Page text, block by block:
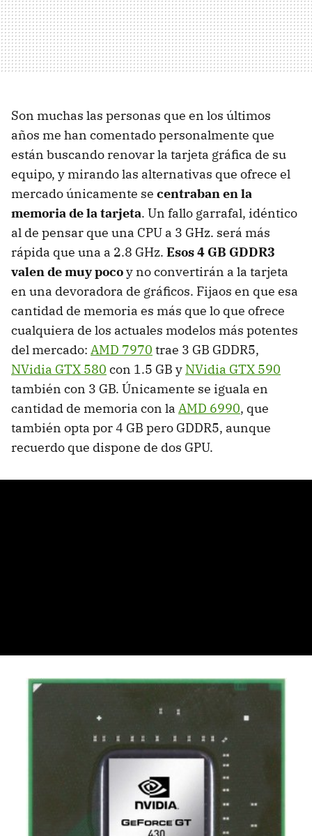
Son muchas las personas que en los últimos
años me han comentado personalmente que
están buscando renovar la tarjeta gráfica de su
equipo, y mirando las alternativas que ofrece el
mercado únicamente se centraban en la
memoria de la tarjeta. Un fallo garrafal, idéntico
al de pensar que una CPU a 3 GHz. será más
rápida que una a 2.8 GHz. Esos 4 GB GDDR3
valen de muy pocoy no convertirán a la tarjeta
en una devoradora de gráficos. Fijaos en que esa
cantidad de memoria es más que lo que ofrece
cualquiera de los actuales modelos más potentes
del mercado: AMD 7970 trae 3 GB GDDR5,
NVidia GTX 580 con 1.5 GB y NVidia GTX 590
también con 3 GB. Únicamente se iguala en
cantidad de memoria con la AMD 6990, que
también opta por 4 GB pero GDDR5, aunque
recuerdo que dispone de dos GPU.